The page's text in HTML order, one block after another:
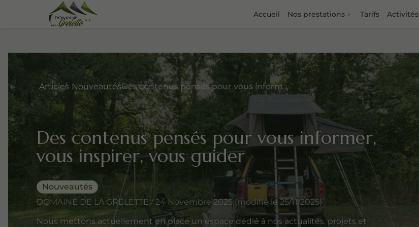
Accueil Nos prestations Tarifs Activités
Articles Nouveautés Des contenus pensés pour vous informer, vous inspirer, vous guider
Des contenus pensés pour vous informer,
vous inspirer, vous guider
Nouveautés
DOMAINE DE LA GRELETTE / 24 Novembre 2025 (modifié le 25/11/2025)
Nous mettons actuellement en place un espace dédié à nos actualités, projets et